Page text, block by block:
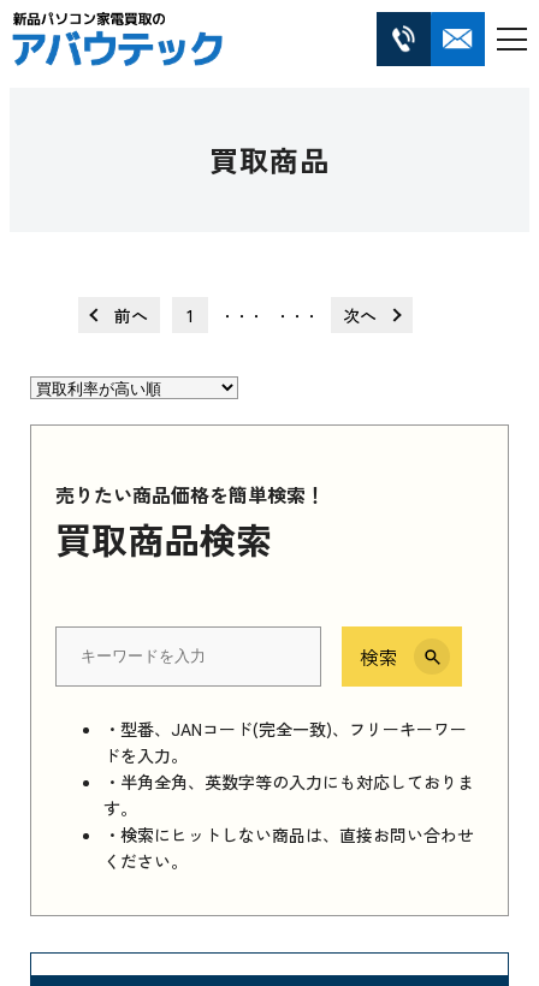
買取商品
前へ 1 ・・・ ・・・ 次へ
売りたい商品価格を簡単検索！
買取商品検索
検索
・型番、JANコード(完全一致)、フリーキーワー
ドを入力。
・半角全角、英数字等の入力にも対応しておりま
す。
・検索にヒットしない商品は、直接お問い合わせ
ください。